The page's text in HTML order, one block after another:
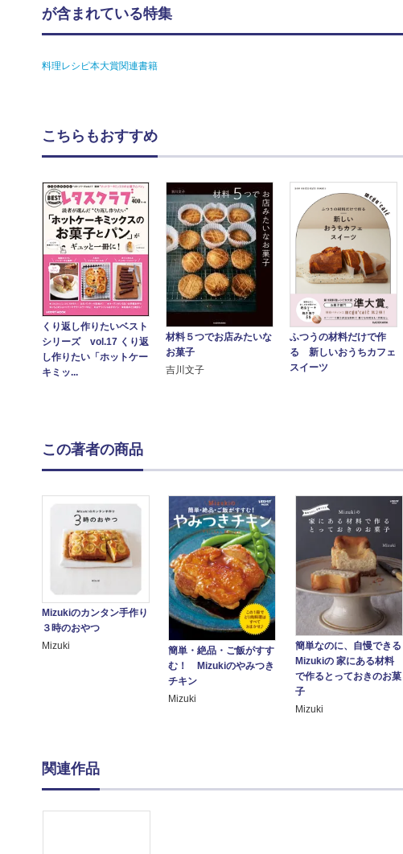
が含まれている特集
料理レシピ本大賞関連書籍
こちらもおすすめ
くり返し作りたいベスト
シリーズ vol.17 くり返
し作りたい「ホットケー
キミッ...
材料５つでお店みたいな
お菓子
吉川文子
ふつうの材料だけで作
る 新しいおうちカフェ
スイーツ
この著者の商品
Mizukiのカンタン手作り
３時のおやつ
Mizuki
簡単・絶品・ご飯がすす
む！ Mizukiのやみつき
チキン
Mizuki
簡単なのに、自慢できる
Mizukiの 家にある材料
で作るとっておきのお菓
子
Mizuki
関連作品